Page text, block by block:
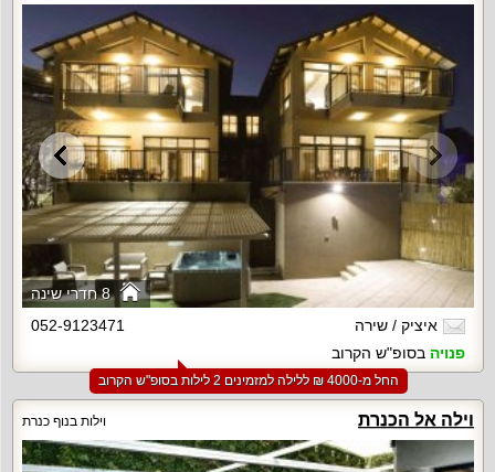
8 חדרי שינה
איציק / שירה
052-9123471
פנויה בסופ"ש הקרוב
החל מ-‏4000 ₪ ללילה למזמינים 2 לילות בסופ"ש הקרוב
וילה אל הכנרת וילות בנוף כנרת